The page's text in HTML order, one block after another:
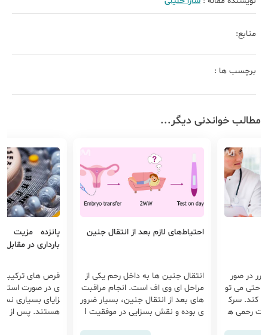
منابع:
برچسب ها :
مطالب خواندنی دیگر...
در صور
می تو
کند. سرک
رحمی ه
احتیاط‌های لازم بعد از انتقال جنین
انتقال جنین ها به داخل رحم یکی از
مراحل ای وی اف است. انجام مراقبت
های بعد از انتقال جنین، بسیار ضرور
ی بوده و نقش بسزایی در موفقیت I
پانزده مزیت
بارداری در
قرص های ترکیبی
ی در صورت
زایای بسیاری
هستند. پس از